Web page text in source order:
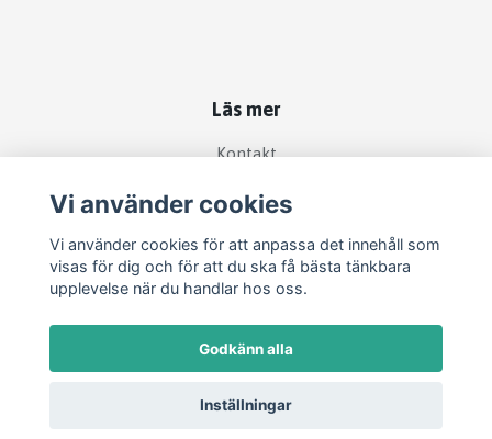
Läs mer
Kontakt
Sociala medier
Vi använder cookies
Vi använder cookies för att anpassa det innehåll som
visas för dig och för att du ska få bästa tänkbara
upplevelse när du handlar hos oss.
Godkänn alla
Inställningar